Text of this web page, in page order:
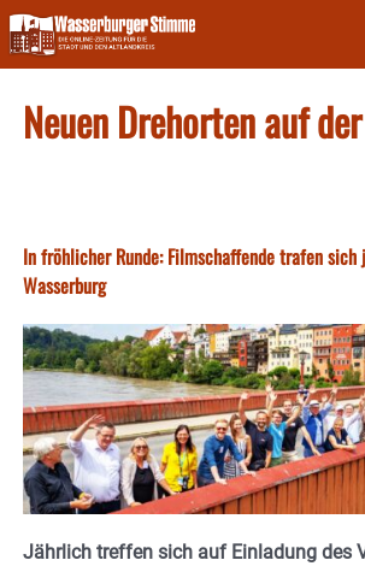
Skip
to
content
Neuen Drehorten auf
In fröhlicher Runde: Filmschaffende trafen
Wasserburg
Jährlich treffen sich auf Einladung des